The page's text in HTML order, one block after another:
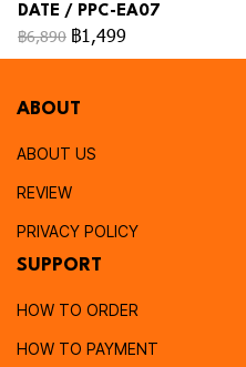
DATE / PPC-EA07
฿6,890 ฿1,499
ABOUT
ABOUT US
REVIEW
PRIVACY POLICY
SUPPORT
HOW TO ORDER
HOW TO PAYMENT